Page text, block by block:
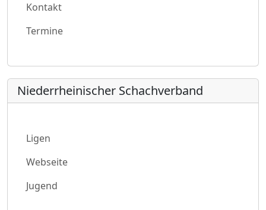
Kontakt
Termine
Niederrheinischer Schachverband
Ligen
Webseite
Jugend